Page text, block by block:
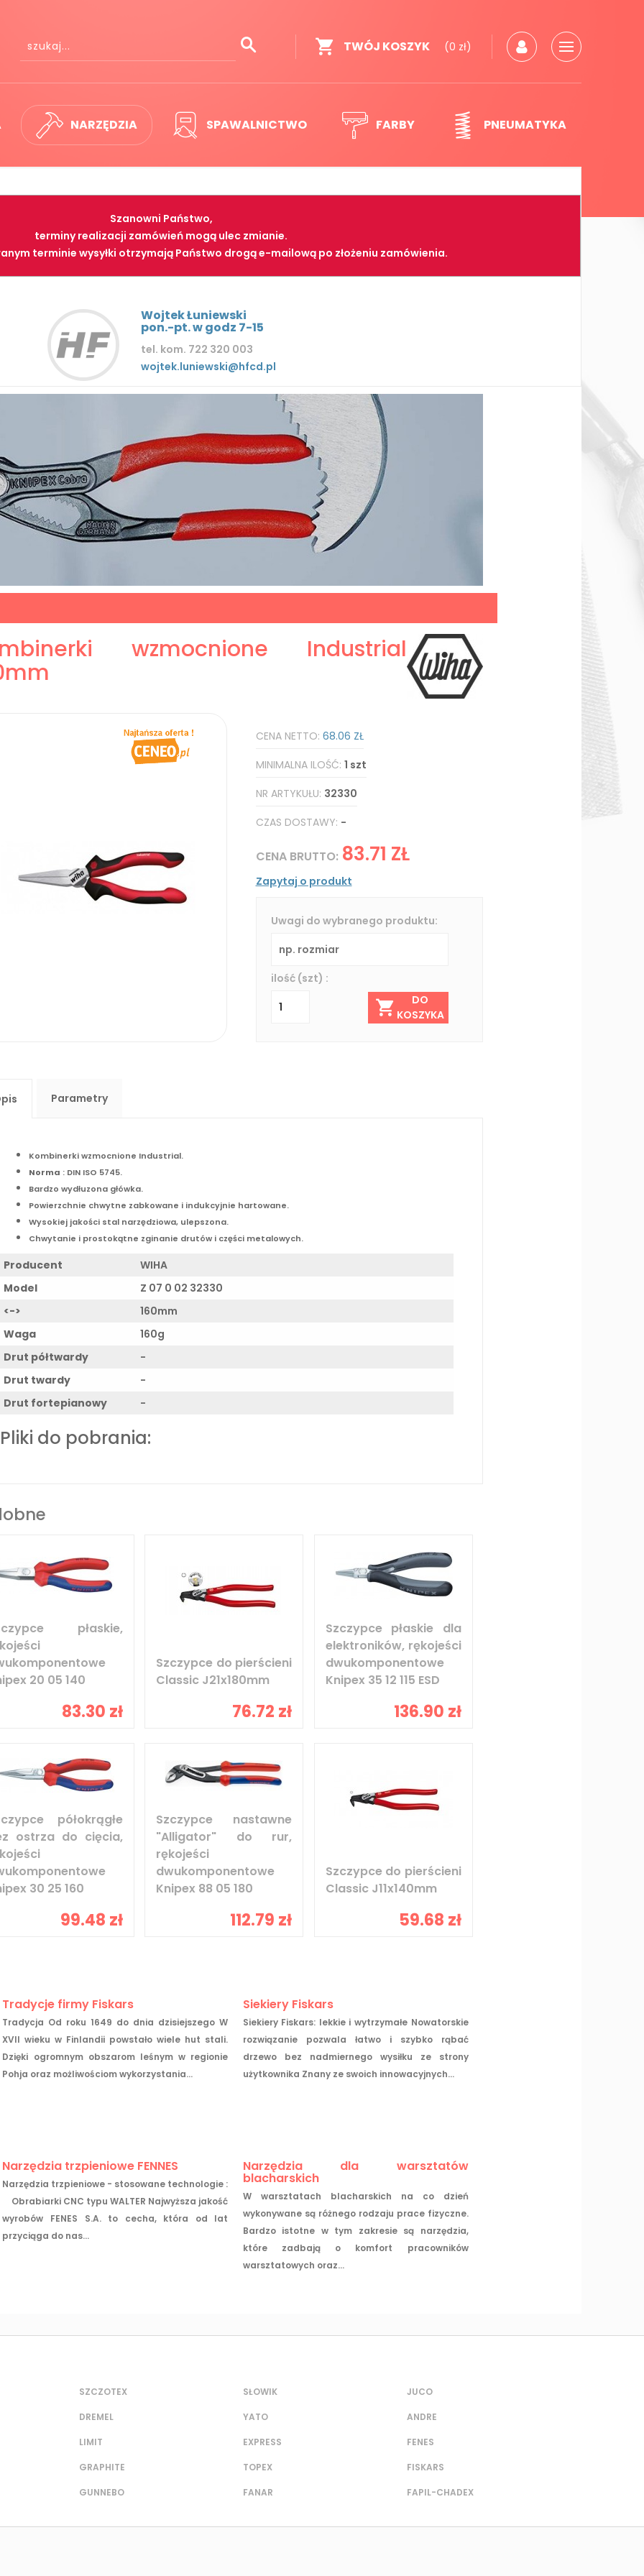
TWÓJ KOSZYK (0 zł)
NARZĘDZIA SPAWALNICTWO FARBY PNEUMATYKA
Szanowni Państwo,
terminy realizacji zamówień mogą ulec zmianie.
terminie wysyłki otrzymają Państwo drogą e-mailową po złożeniu zamówienia.
Wojtek Łuniewski
pon.-pt. w godz 7-15
tel. kom. 722 320 003
wojtek.luniewski@hfcd.pl
wzmocnione Industrial
CENA NETTO: 68.06 ZŁ
MINIMALNA ILOŚĆ: 1 szt
NR ARTYKUŁU: 32330
CZAS DOSTAWY: -
CENA BRUTTO: 83.71 ZŁ
Zapytaj o produkt
Uwagi do wybranego produktu:
ilość (szt) :
DO
KOSZYKA
Parametry
Kombinerki wzmocnione Industrial.
Norma : DIN ISO 5745.
Bardzo wydłuzona główka.
Powierzchnie chwytne zabkowane i indukcyjnie hartowane.
Wysokiej jakości stal narzędziowa, ulepszona.
Chwytanie i prostokątne zginanie drutów i części metalowych.
Producent
WIHA
Model
Z 07 0 02 32330
<->
160mm
Waga
160g
Drut półtwardy
-
Drut twardy
-
Drut fortepianowy
-
Pliki do pobrania:
płaskie,
20 05 140
83.30 zł
Szczypce do pierścieni
Classic J21x180mm
76.72 zł
Szczypce płaskie dla
elektroników, rękojeści
dwukomponentowe
Knipex 35 12 115 ESD
136.90 zł
półokrągłe
ostrza do cięcia,
30 25 160
99.48 zł
Szczypce nastawne
"Alligator" do rur,
rękojeści
dwukomponentowe
Knipex 88 05 180
112.79 zł
Szczypce do pierścieni
Classic J11x140mm
59.68 zł
Tradycje firmy Fiskars
Tradycja Od roku 1649 do dnia dzisiejszego W
XVII wieku w Finlandii powstało wiele hut stali.
Dzięki ogromnym obszarom leśnym w regionie
Pohja oraz możliwościom wykorzystania...
Siekiery Fiskars
Siekiery Fiskars: lekkie i wytrzymałe Nowatorskie
rozwiązanie pozwala łatwo i szybko rąbać
drzewo bez nadmiernego wysiłku ze strony
użytkownika Znany ze swoich innowacyjnych...
Narzędzia trzpieniowe FENNES
Narzędzia trzpieniowe - stosowane technologie :
Obrabiarki CNC typu WALTER Najwyższa jakość
wyrobów FENES S.A. to cecha, która od lat
przyciąga do nas...
Narzędzia dla warsztatów
blacharskich
W warsztatach blacharskich na co dzień
wykonywane są różnego rodzaju prace fizyczne.
Bardzo istotne w tym zakresie są narzędzia,
które zadbają o komfort pracowników
warsztatowych oraz...
SZCZOTEX
DREMEL
LIMIT
GRAPHITE
GUNNEBO
SŁOWIK
YATO
EXPRESS
TOPEX
FANAR
JUCO
ANDRE
FENES
FISKARS
FAPIL-CHADEX